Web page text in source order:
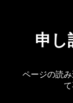
申し
ページの読